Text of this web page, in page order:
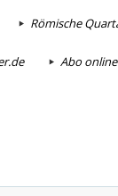
Römische
Abo